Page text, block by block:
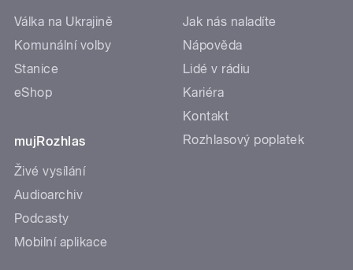
Válka na Ukrajině
Komunální volby
Stanice
eShop
mujRozhlas
Živé vysílání
Audioarchiv
Podcasty
Mobilní aplikace
Jak nás naladíte
Nápověda
Lidé v rádiu
Kariéra
Kontakt
Rozhlasový poplatek